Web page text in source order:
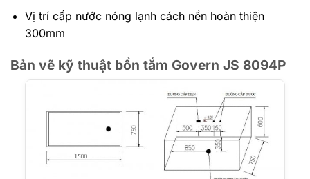
Vị trí cấp nước nóng lạnh cách nền hoàn thiện
300mm
Bản vẽ kỹ thuật bồn tắm Govern JS 8094P